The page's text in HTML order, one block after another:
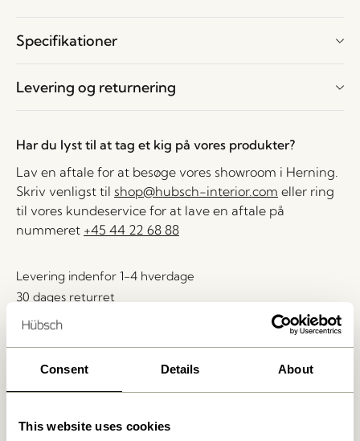
Consent Details About
This website uses cookies
Specifikationer
Levering og returnering
Har du lyst til at tag et kig på vores produkter?
Lav en aftale for at besøge vores showroom i Herning.
Skriv venligst til shop@hubsch-interior.com eller ring
til vores kundeservice for at lave en aftale på
nummeret +45 44 22 68 88
Levering indenfor 1-4 hverdage
30 dages returret
Fri fragt over